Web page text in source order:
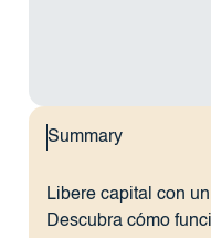
Summary
Libere capital con
Descubra cómo